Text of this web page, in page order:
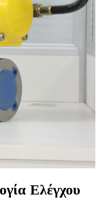
Ελέγχου